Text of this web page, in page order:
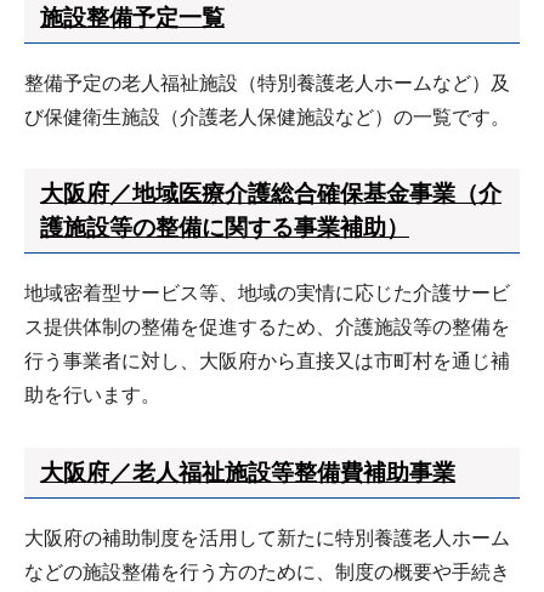
施設整備予定一覧
整備予定の老人福祉施設（特別養護老人ホームなど）及
び保健衛生施設（介護老人保健施設など）の一覧です。
大阪府／地域医療介護総合確保基金事業（介
護施設等の整備に関する事業補助）
地域密着型サービス等、地域の実情に応じた介護サービ
ス提供体制の整備を促進するため、介護施設等の整備を
行う事業者に対し、大阪府から直接又は市町村を通じ補
助を行います。
大阪府／老人福祉施設等整備費補助事業
大阪府の補助制度を活用して新たに特別養護老人ホーム
などの施設整備を行う方のために、制度の概要や手続き